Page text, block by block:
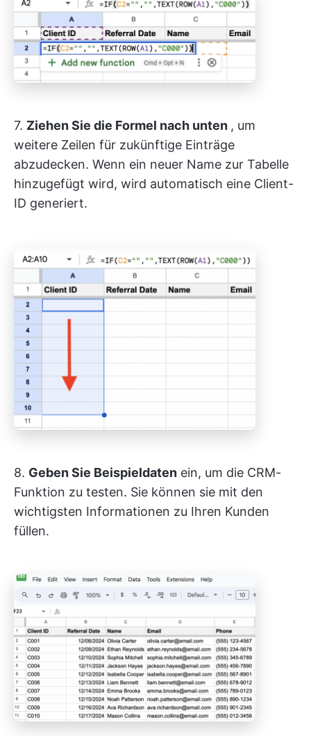
7. Ziehen Sie die Formel nach unten , um
weitere Zeilen für zukünftige Einträge
abzudecken. Wenn ein neuer Name zur Tabelle
hinzugefügt wird, wird automatisch eine Client-
ID generiert.
8. Geben Sie Beispieldaten ein, um die CRM-
Funktion zu testen. Sie können sie mit den
wichtigsten Informationen zu Ihren Kunden
füllen.